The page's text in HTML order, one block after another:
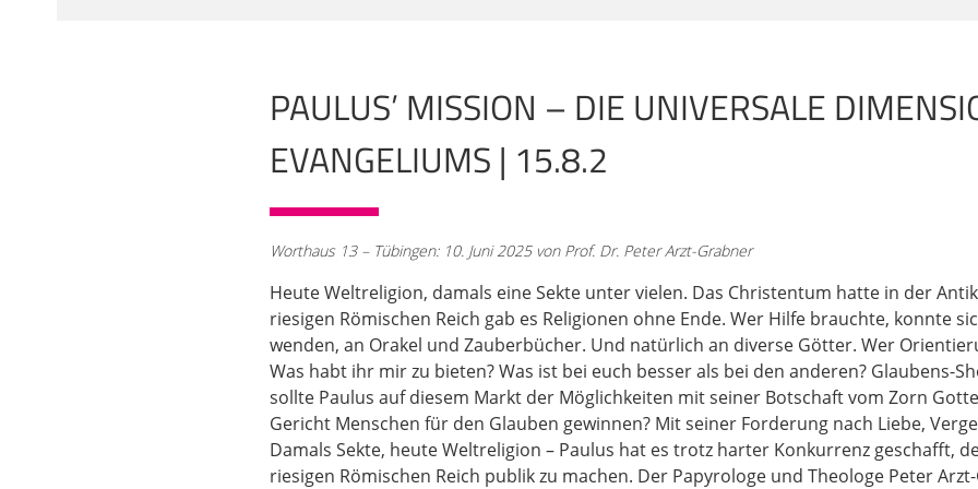
02:00
als der Paulus. Ist völlig klar. Und Paulus beruft sich ja genau auf diesen Herrn, der
Apostel quasi ernannt hat, ihn berufen hat, das Evangelium zu verkündigen. Was
ist, dazu haben wir jetzt in den letzten Tagen ganz viel gehört über das Evangelium
zunächst aber, natürlich jetzt wieder typisch für mich als Papyrologen: Was ist
Missionshandbuch aus den Paulusbriefen herausgelesen, sondern mich
hat er das gemacht? Also nicht die Inhalte, da haben wir jetzt ja wirklich viel gehört
Gesprächen uns darüber unterhalten, sondern: Wie hat Paulus das gemacht und
heute daraus lernen? Wo können wir vielleicht sehen,
03:04
hey, das war eigentlich ziemlich geschickt, ziemlich schlau, wie er das gemacht
vielleicht heute analog dazu anwenden und was würde dann vielleicht
einer Welt und ist ja in der Diaspora bereits in einer Welt aufgewachsen, wo es
Götter gibt, die im Olymp wohnen, sondern Hunderte, Hunderte, wenn nicht
PAULUS’ MISSION – DIE UNIVERSALE
EVANGELIUMS | 15.8.2
Worthaus 13 – Tübingen: 10. Juni 2025 von Prof. Dr. Peter Arzt-Grabner
Heute Weltreligion, damals eine Sekte unter vielen. Das Christentum hatte in der
riesigen Römischen Reich gab es Religionen ohne Ende. Wer Hilfe brauchte, konnte
wenden, an Orakel und Zauberbücher. Und natürlich an diverse Götter. Wer
Was habt ihr mir zu bieten? Was ist bei euch besser als bei den anderen? Glaubens-
sollte Paulus auf diesem Markt der Möglichkeiten mit seiner Botschaft vom Zorn
Gericht Menschen für den Glauben gewinnen? Mit seiner Forderung nach Liebe,
Damals Sekte, heute Weltreligion – Paulus hat es trotz harter Konkurrenz geschafft,
riesigen Römischen Reich publik zu machen. Der Papyrologe und Theologe Peter